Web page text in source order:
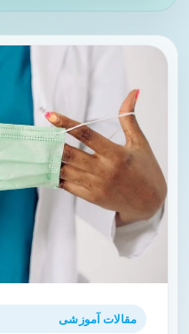
مقالات آموزشی